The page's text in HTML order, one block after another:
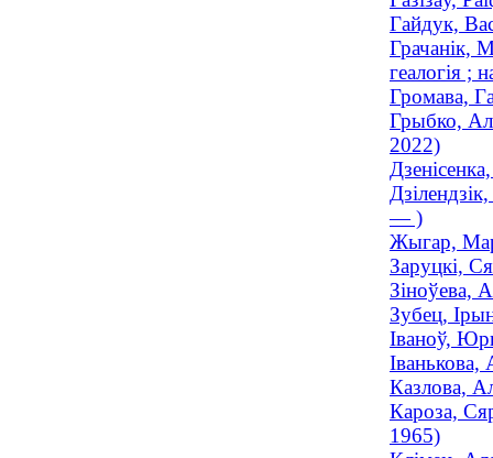
Гайдук,
Грачанік,
геалогія ;
Громава,
Грыбко,
2022)
— )
Жыгар,
Заруцкі,
Зіноўева,
Зубец,
Іваноў,
Казлова,
Кароза,
1965)